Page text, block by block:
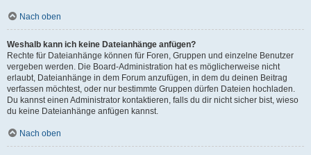
Nach oben
Weshalb kann ich keine Dateianhänge anfügen?
Rechte für Dateianhänge können für Foren, Gruppen und einzelne Benutzer
vergeben werden. Die Board-Administration hat es möglicherweise nicht
erlaubt, Dateianhänge in dem Forum anzufügen, in dem du deinen Beitrag
verfassen möchtest, oder nur bestimmte Gruppen dürfen Dateien hochladen.
Du kannst einen Administrator kontaktieren, falls du dir nicht sicher bist, wieso
du keine Dateianhänge anfügen kannst.
Nach oben